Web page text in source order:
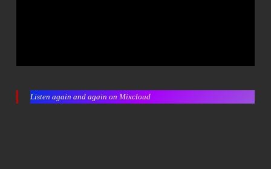
Listen again and again on Mixcloud